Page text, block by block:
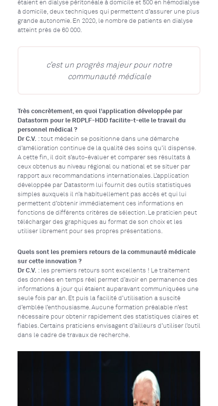
étaient en dialyse péritonéale à domicile et 500 en hémodialyse
à domicile, deux techniques qui permettent d’assurer une plus
grande autonomie. En 2020, le nombre de patients en dialyse
atteint près de 60 000.
c’est un progrès majeur pour notre
communauté médicale
Très concrètement, en quoi l’application développée par
Datastorm pour le RDPLF-HDD facilite-t-elle le travail du
personnel médical ?
Dr C.V. : tout médecin se positionne dans une démarche
d’amélioration continue de la qualité des soins qu’il dispense.
A cette fin, il doit s’auto-évaluer et comparer ses résultats à
ceux obtenus au niveau régional ou national et se situer par
rapport aux recommandations internationales. L’application
développée par Datastorm lui fournit des outils statistiques
simples auxquels il n’a habituellement pas accès et qui lui
permettent d’obtenir immédiatement ces informations en
fonctions de différents critères de sélection. Le praticien peut
télécharger des graphiques au format de son choix et les
utiliser librement pour ses propres présentations.
Quels sont les premiers retours de la communauté médicale
sur cette innovation ?
Dr C.V. : les premiers retours sont excellents ! Le traitement
des données en temps réel permet d’avoir en permanence des
informations à jour qui étaient auparavant communiquées une
seule fois par an. Et puis la facilité d’utilisation a suscité
d’emblée l’enthousiasme. Aucune formation préalable n’est
nécessaire pour obtenir rapidement des statistiques claires et
fiables. Certains praticiens envisagent d’ailleurs d’utiliser l’outil
dans le cadre de travaux de recherche.